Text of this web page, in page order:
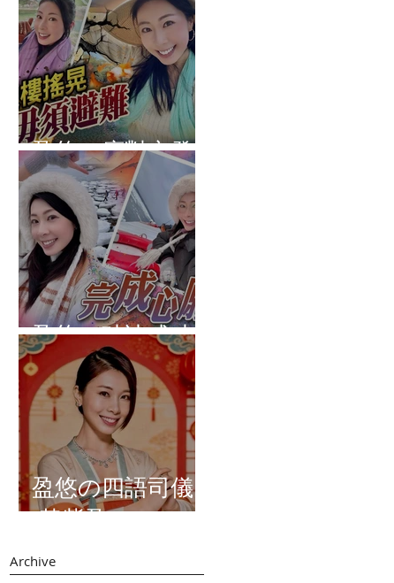
盈悠の應對突發
盈悠の破冰成功
盈悠の四語司儀
(黃紫盈 Connie)
Archive